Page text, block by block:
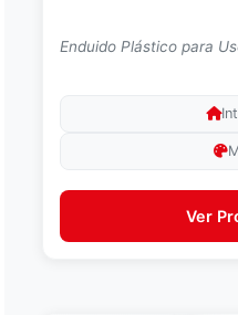
Enduido Plástico para
Ver